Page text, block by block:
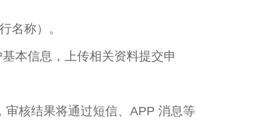
名称）。​
本信息，上传相关资料提交申
核结果将通过短信、APP 消息等